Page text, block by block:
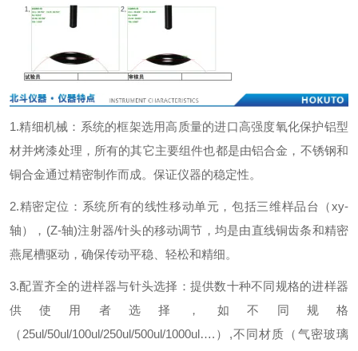
1.精细机械：系统的框架选用高质量的进口高强度氧化保护铝型
材并烤漆处理，所有的其它主要组件也都是由铝合金，不锈钢和
铜合金通过精密制作而成。保证仪器的稳定性。
2.精密定位：系统所有的线性移动单元，包括三维样品台（xy-
轴）， (Z-轴)注射器/针头的移动调节，均是由直线铜齿条和精密
燕尾槽驱动，确保传动平稳、轻松和精细。
3.配置齐全的进样器与针头选择：提供数十种不同规格的进样器
供使用者选择，如不同规格
（ 25ul/50ul/100ul/250ul/500ul/1000ul…. ） ,不同材质（气密玻璃